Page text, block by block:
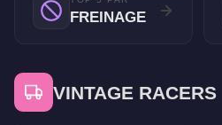
FREINAGE
VINTAGE RACERS